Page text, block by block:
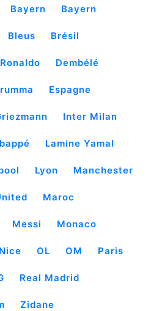
Bayern Bayern
Bleus Brésil
Dembélé
Espagne
Inter Milan
Lamine Yamal
Lyon Manchester
Maroc
Messi Monaco
Nice OL OM Paris
Real Madrid
Zidane